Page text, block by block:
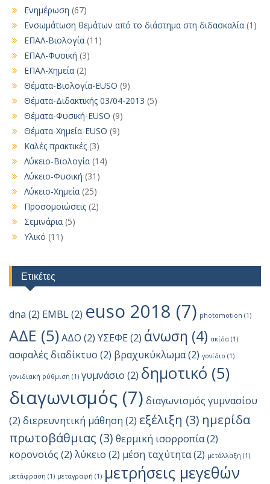
Ενημέρωση (67)
Ενσωμάτωση θεμάτων από το διάστημα στη διδασκαλία (1)
ΕΠΑΛ-Βιολογία (11)
ΕΠΑΛ-Φυσική (3)
ΕΠΑΛ-Χημεία (2)
Θέματα-Βιολογία-EUSO (9)
Θέματα-Διδακτικής 03/04-2013 (5)
Θέματα-Φυσική-EUSO (9)
Θέματα-Χημεία-EUSO (9)
Καλές πρακτικές (3)
Λύκειο-Βιολογία (14)
Λύκειο-Φυσική (31)
Λύκειο-Χημεία (25)
Προσομοιώσεις (2)
Σεμινάρια (5)
Υλικό (11)
Ετικέτες
dna (2) EMBL(2) euso 2018 (7) photomotion (1)
ΑΔΕ (5)ΑΔΟ (2) ΥΣΕΦΕ(2) άνωση (4) ακίδα (1)
ασφαλές διαδίκτυο (2) βραχυκύκλωμα(2) γονίδιο (1)
γονιδιακή ρύθμιση (1) γυμνάσιο (2) δημοτικό (5)
διαγωνισμός (7) διαγωνισμός γυμνασίου
(2) διερευνητική μάθηση (2) εξέλιξη (3) ημερίδα
πρωτοβάθμιας (3) θερμική ισορροπία(2)
κορονοϊός (2) λύκειο (2) μέση ταχύτητα(2) μετάλλαξη (1)
μετάφραση (1) μεταγραφή (1) μετρήσεις μεγεθών